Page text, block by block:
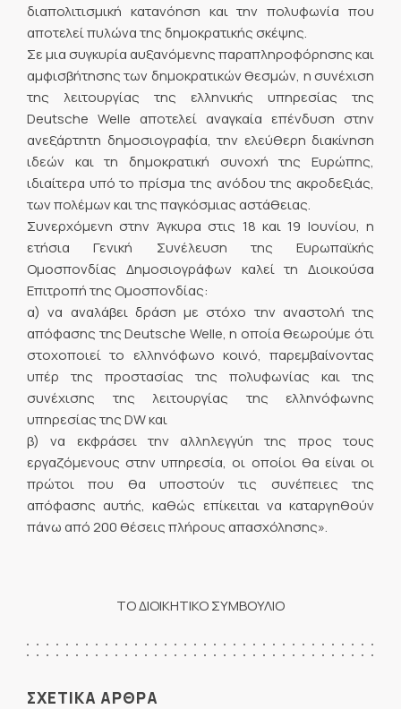
διαπολιτισμική κατανόηση και την πολυφωνία που
αποτελεί πυλώνα της δημοκρατικής σκέψης.
Σε μια συγκυρία αυξανόμενης παραπληροφόρησης και
αμφισβήτησης των δημοκρατικών θεσμών, η συνέχιση
της λειτουργίας της ελληνικής υπηρεσίας της
Deutsche Welle αποτελεί αναγκαία επένδυση στην
ανεξάρτητη δημοσιογραφία, την ελεύθερη διακίνηση
ιδεών και τη δημοκρατική συνοχή της Ευρώπης,
ιδιαίτερα υπό το πρίσμα της ανόδου της ακροδεξιάς,
των πολέμων και της παγκόσμιας αστάθειας.
Συνερχόμενη στην Άγκυρα στις 18 και 19 Ιουνίου, η
ετήσια Γενική Συνέλευση της Ευρωπαϊκής
Ομοσπονδίας Δημοσιογράφων καλεί τη Διοικούσα
Επιτροπή της Ομοσπονδίας:
α) να αναλάβει δράση με στόχο την αναστολή της
απόφασης της Deutsche Welle, η οποία θεωρούμε ότι
στοχοποιεί το ελληνόφωνο κοινό, παρεμβαίνοντας
υπέρ της προστασίας της πολυφωνίας και της
συνέχισης της λειτουργίας της ελληνόφωνης
υπηρεσίας της DW και
β) να εκφράσει την αλληλεγγύη της προς τους
εργαζόμενους στην υπηρεσία, οι οποίοι θα είναι οι
πρώτοι που θα υποστούν τις συνέπειες της
απόφασης αυτής, καθώς επίκειται να καταργηθούν
πάνω από 200 θέσεις πλήρους απασχόλησης».
ΤΟ ΔΙΟΙΚΗΤΙΚΟ ΣΥΜΒΟΥΛΙΟ
ΣΧΕΤΙΚΑ ΑΡΘΡΑ